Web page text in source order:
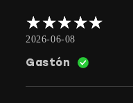
2026-06-08
Gastón